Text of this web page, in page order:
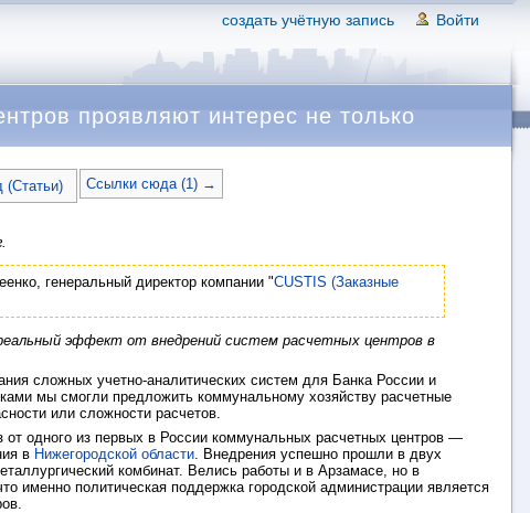
создать учётную запись Войти
проявляют интерес не только
(Статьи) Ссылки сюда (1) →
генеральный директор компании "CUSTIS (Заказные
эффект от внедрений систем расчетных центров в
сложных учетно-аналитических систем для Банка России и
мы смогли предложить коммунальному хозяйству расчетные
или сложности расчетов.
одного из первых в России коммунальных расчетных центров —
в Нижегородской области . Внедрения успешно прошли в двух
комбинат. Велись работы и в Арзамасе, но в
именно политическая поддержка городской администрации является